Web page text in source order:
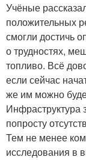
Учёные
положительных
смогли достичь
о трудностях,
топливо. Всё
если сейчас
же им можно
Инфраструктура
попросту
Тем не менее
исследования в